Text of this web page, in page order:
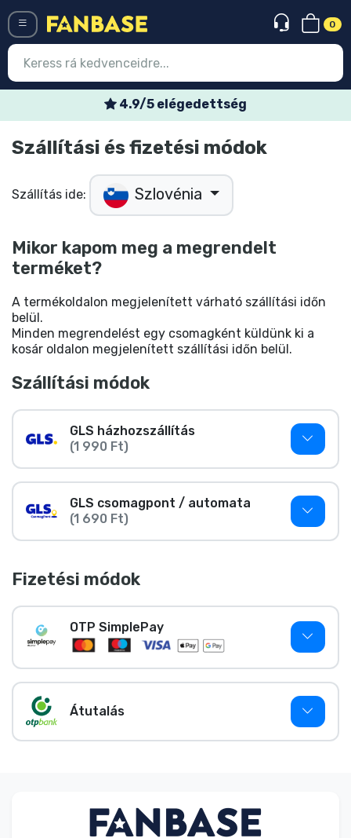
0
4.9/5 elégedettség
Szállítási és fizetési módok
Szállítás ide: Szlovénia
Mikor kapom meg a megrendelt
terméket?
A termékoldalon megjelenített várható szállítási időn
belül.
Minden megrendelést egy csomagként küldünk ki a
kosár oldalon megjelenített szállítási időn belül.
Szállítási módok
GLS házhozszállítás
(1 990 Ft)
GLS csomagpont / automata
(1 690 Ft)
Fizetési módok
OTP SimplePay
Átutalás
Belépés Regisztráció
Legújabb cuccok
Akciós ajánlatok
Express szállítás
Outlet cuccok
Ajándékkártya
Szállítás és fizetés
Sorozatos cuccok
Filmes cuccok
Mesés cuccok
Animés cuccok
Zenés cuccok